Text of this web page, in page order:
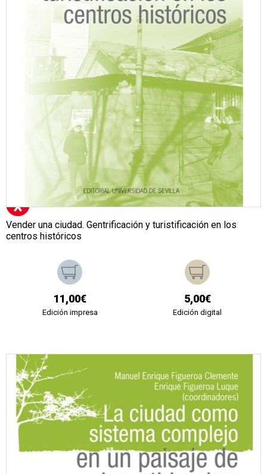
Vender una ciudad. Gentrificación y turistificación en los
centros históricos
11,00€
Edición impresa
5,00€
Edición digital